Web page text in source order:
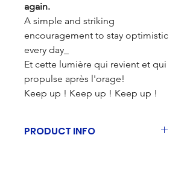
again.
A simple and striking
encouragement to stay optimistic
every day_
Et cette lumière qui revient et qui
propulse après l'orage!
Keep up ! Keep up ! Keep up !
PRODUCT INFO